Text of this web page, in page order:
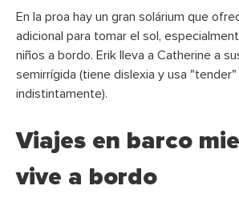
En la proa hay un gran solárium que
adicional para tomar el sol,
niños a bordo. Erik lleva a Catherine a
semirrígida (tiene dislexia y usa
indistintamente).
Viajes en barco
vive a bordo